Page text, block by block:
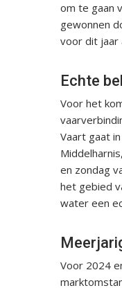
om te gaan
gewonnen
voor dit jaar
Echte
Voor het
Vaart gaat
en zondag
het gebied
water een
Voor 2024